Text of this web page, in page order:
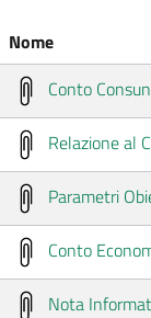
Nome
Conto
Relazione al
Parametri
Conto
Nota